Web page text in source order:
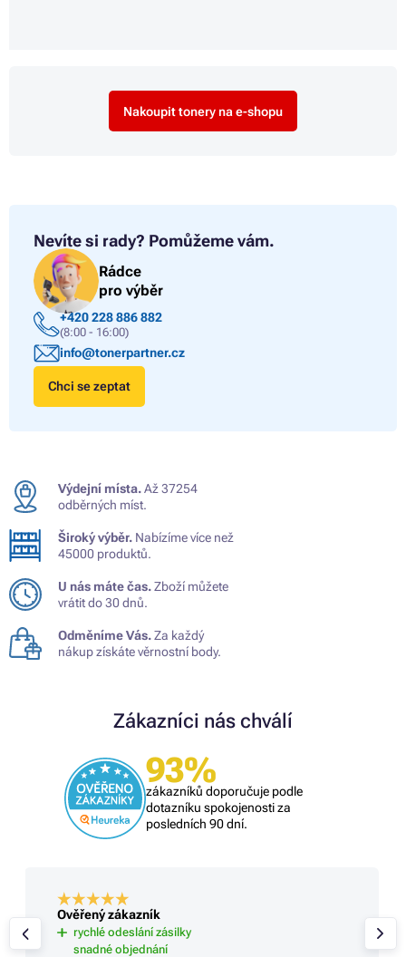
Nakoupit tonery na e-shopu
Nevíte si rady? Pomůžeme vám.
Rádce
pro výběr
+420 228 886 882
(8:00 - 16:00)
info@tonerpartner.cz
Chci se zeptat
Výdejní místa.Až 37254
odběrných míst.
Široký výběr. Nabízíme více než
45000 produktů.
U nás máte čas.Zboží můžete
vrátit do 30 dnů.
Odměníme Vás.Za každý
nákup získáte věrnostní body.
Zákazníci nás chválí
93%
zákazníků doporučuje podle
dotazníku spokojenosti za
posledních 90 dní.
Ověřený zákazník
rychlé odeslání zásilky
snadné objednání